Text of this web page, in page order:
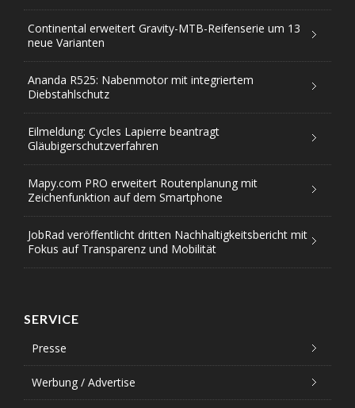
Continental erweitert Gravity-MTB-Reifenserie um 13
neue Varianten
Ananda R525: Nabenmotor mit integriertem
Diebstahlschutz
Eilmeldung: Cycles Lapierre beantragt
Gläubigerschutzverfahren
Mapy.com PRO erweitert Routenplanung mit
Zeichenfunktion auf dem Smartphone
JobRad veröffentlicht dritten Nachhaltigkeitsbericht mit
Fokus auf Transparenz und Mobilität
SERVICE
Presse
Werbung / Advertise